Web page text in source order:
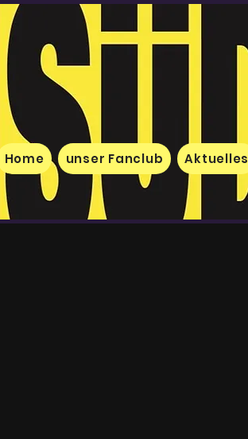
Home unser Fanclub Aktuelles